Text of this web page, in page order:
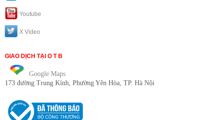
Youtube
X Video
GIAO DỊCH TẠI O T B
Google Maps
173 đường Trung Kính, Phường Yên Hòa, TP. Hà Nội